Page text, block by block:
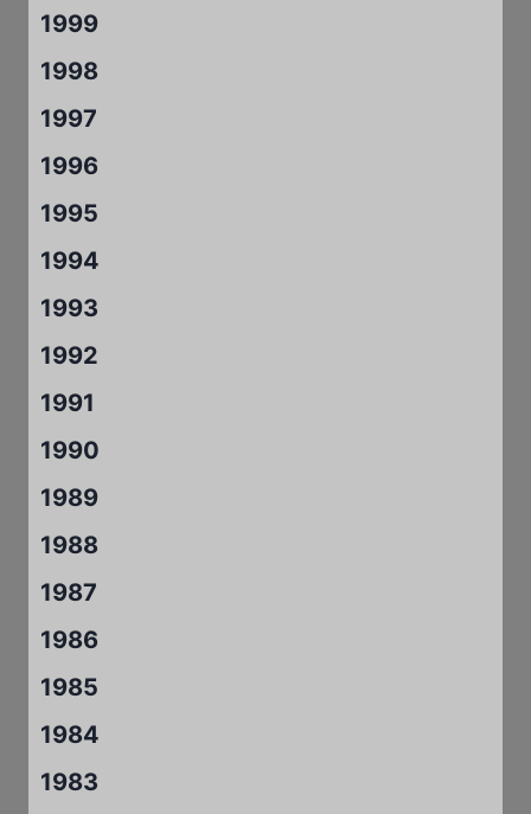
1999
1998
1997
1996
1995
1994
1993
1992
1991
1990
1989
1988
1987
1986
1985
1984
1983